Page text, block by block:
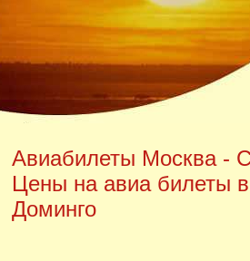
Авиабилеты Москва -
Цены на авиа билеты
Доминго